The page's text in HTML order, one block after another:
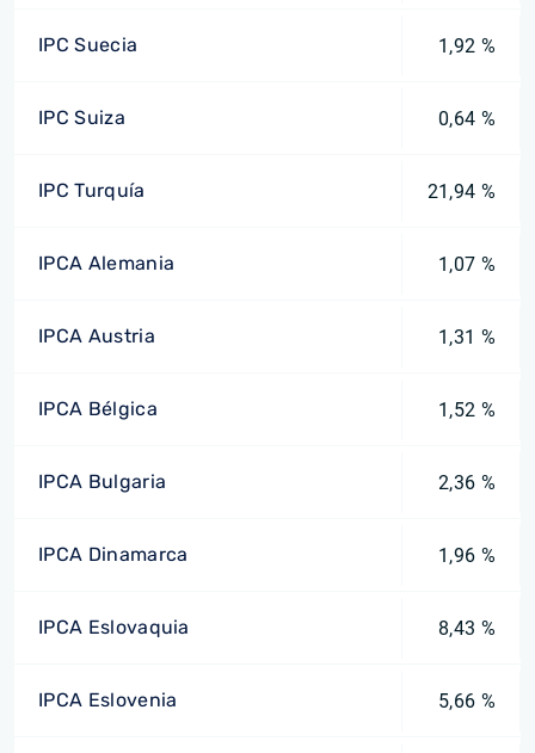
IPC Suecia 1,92 %
IPC Suiza 0,64 %
IPC Turquía 21,94 %
IPCA Alemania 1,07 %
IPCA Austria 1,31 %
IPCA Bélgica 1,52 %
IPCA Bulgaria 2,36 %
IPCA Dinamarca 1,96 %
IPCA Eslovaquia 8,43 %
IPCA Eslovenia 5,66 %